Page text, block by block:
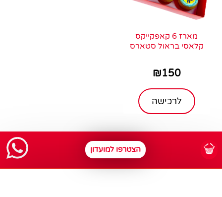
מארז 6 קאפקייקס
קלאסי בראול סטארס
₪150
לרכישה
הצטרפו למועדון